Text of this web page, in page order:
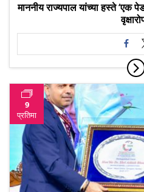
माननीय राज्यपाल यांच्या हस्ते ‘एक
9
प्रतिमा